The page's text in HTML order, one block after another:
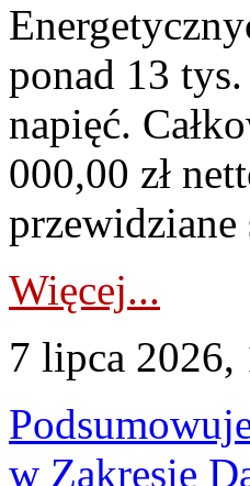
ponad 13
napięć.
000,00 zł
przewidziane
Więcej...
7 lipca 2026,
w Zakresie